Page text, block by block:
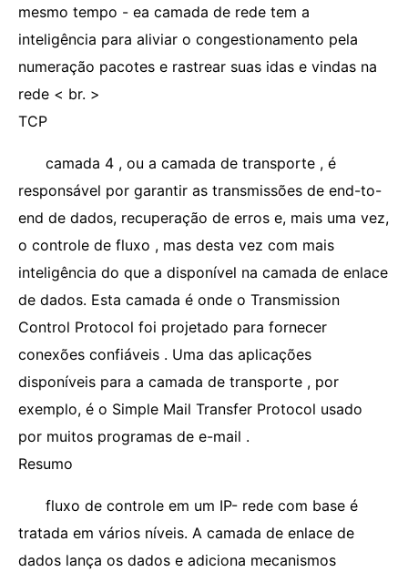
mesmo tempo - ea camada de rede tem a
inteligência para aliviar o congestionamento pela
numeração pacotes e rastrear suas idas e vindas na
rede < br. >
TCP
camada 4 , ou a camada de transporte , é
responsável por garantir as transmissões de end-to-
end de dados, recuperação de erros e, mais uma vez,
o controle de fluxo , mas desta vez com mais
inteligência do que a disponível na camada de enlace
de dados. Esta camada é onde o Transmission
Control Protocol foi projetado para fornecer
conexões confiáveis ​​. Uma das aplicações
disponíveis para a camada de transporte , por
exemplo, é o Simple Mail Transfer Protocol usado
por muitos programas de e-mail .
Resumo
fluxo de controle em um IP- rede com base é
tratada em vários níveis. A camada de enlace de
dados lança os dados e adiciona mecanismos